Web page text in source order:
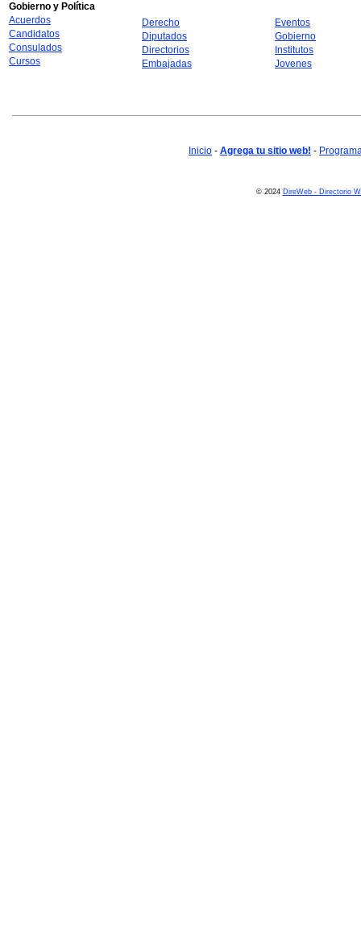
Gobierno y Política
Acuerdos
Candidatos
Consulados
Cursos
Derecho
Diputados
Directorios
Embajadas
Eventos
Gobierno
Institutos
Jovenes
Inicio - Agrega tu sitio web! -
© 2024 DireWeb - Directorio